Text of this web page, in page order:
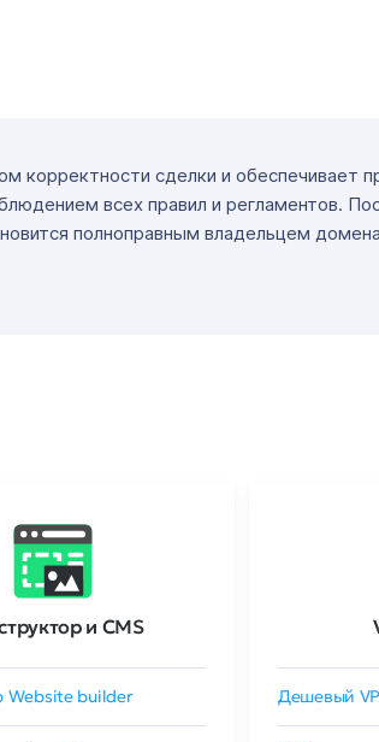
корректности сделки и обеспечивает
всех правил и регламентов.
полноправным владельцем
и CMS
Website builder Дешевый